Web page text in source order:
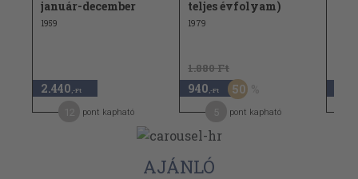
január-december
1959
2.440 ,-Ft
pont kapható
teljes évfolyam)
1979
1.880 Ft
940 ,-Ft 50
pont kapható
AJÁNLÓ